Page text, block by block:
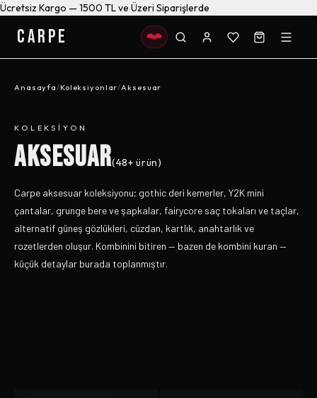
Ücretsiz Kargo — 1500 TL ve Üzeri Siparişlerde
CARPE
Anasayfa/Koleksiyonlar/Aksesuar
KOLEKSIYON
AKSESUAR(48+ ürün)
Carpe aksesuar koleksiyonu; gothic deri kemerler, Y2K mini
çantalar, grunge bere ve şapkalar, fairycore saç tokaları ve taçlar,
alternatif güneş gözlükleri, cüzdan, kartlık, anahtarlık ve
rozetlerden oluşur. Kombinini bitiren — bazen de kombini kuran —
küçük detaylar burada toplanmıştır.